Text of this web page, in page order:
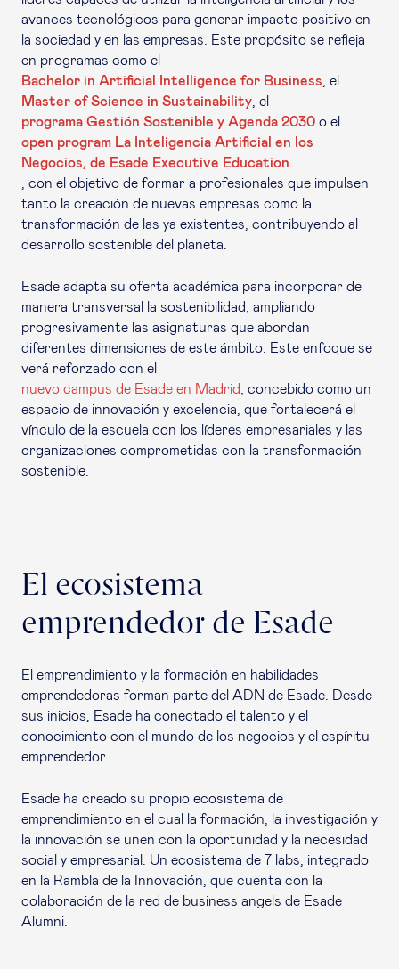
avances tecnológicos para generar impacto positivo en
la sociedad y en las empresas. Este propósito se refleja
en programas como el
Bachelor in Artificial Intelligence for Business , el
Master of Science in Sustainability , el
programa Gestión Sostenible y Agenda 2030 o el
open program La Inteligencia Artificial en los
Negocios, de Esade Executive Education
, con el objetivo de formar a profesionales que impulsen
tanto la creación de nuevas empresas como la
transformación de las ya existentes, contribuyendo al
desarrollo sostenible del planeta.
Esade adapta su oferta académica para incorporar de
manera transversal la sostenibilidad, ampliando
progresivamente las asignaturas que abordan
diferentes dimensiones de este ámbito. Este enfoque se
verá reforzado con el
nuevo campus de Esade en Madrid
, concebido como un
espacio de innovación y excelencia, que fortalecerá el
vínculo de la escuela con los líderes empresariales y las
organizaciones comprometidas con la transformación
sostenible.
El ecosistema
emprendedor de Esade
El emprendimiento y la formación en habilidades
emprendedoras forman parte del ADN de Esade. Desde
sus inicios, Esade ha conectado el talento y el
conocimiento con el mundo de los negocios y el espíritu
emprendedor.
Esade ha creado su propio ecosistema de
emprendimiento en el cual la formación, la investigación y
la innovación se unen con la oportunidad y la necesidad
social y empresarial. Un ecosistema de 7 labs , integrado
en la Rambla de la Innovación, que cuenta con la
colaboración de la red de business angels de Esade
Alumni.